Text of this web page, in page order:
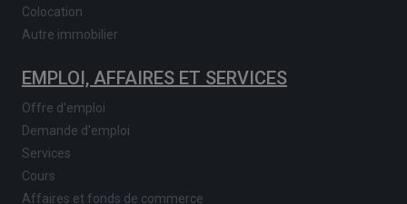
Colocation
Autre immobilier
EMPLOI, AFFAIRES ET SERVICES
Offre d'emploi
Demande d'emploi
Services
Cours
Affaires et fonds de commerce